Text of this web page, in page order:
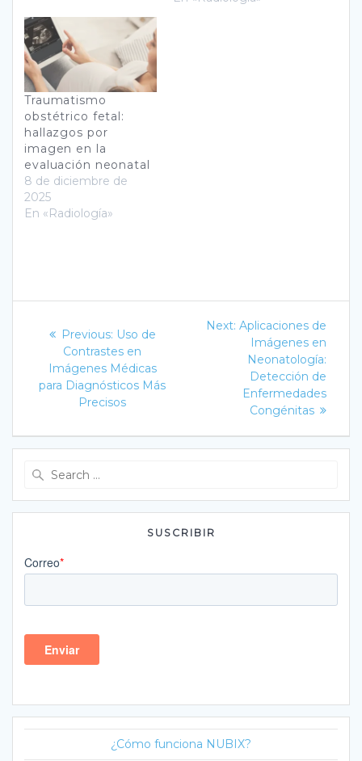
Traumatismo
obstétrico fetal:
hallazgos por
imagen en la
evaluación neonatal
8 de diciembre de
2025
En «Radiología»
entradas
Previous: Previous
post:
Uso de
Contrastes en
Imágenes Médicas
para Diagnósticos Más
Precisos
Next: Next
post:
Aplicaciones de
Imágenes en
Neonatología:
Detección de
Enfermedades
Congénitas
SUSCRIBIR
¿Cómo funciona NUBIX?